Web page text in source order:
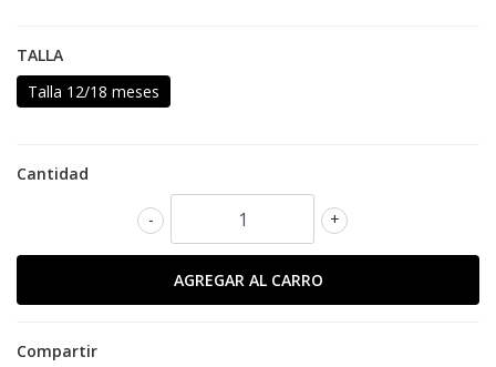
TALLA
Talla 12/18 meses
Cantidad
+
-
Compartir